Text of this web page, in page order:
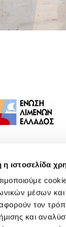
η ιστοσελίδα
μέσων
τον
και
ΛΑΥΡΙΟΥ
βάσει του